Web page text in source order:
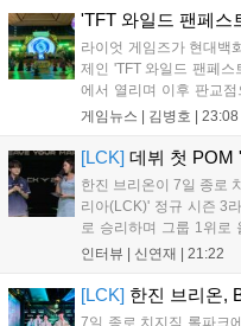
17일까지 이어지는 이번
거리를 제공하며, 이후
니다. 연말에는 라스베
'TFT 와일드 팬페스
라이엇 게임즈가 현대백
제인 'TFT 와일드 팬페
에서 열리며 이후 판교
존이 마련됐으며 8일 오
다. 사전 예약은 조기 마
게임뉴스 | 김병호 23:08
[LCK] 데뷔 첫 POM
한진 브리온이 7일 종로
리아(LCK)' 정규 시즌 3
로 승리하며 그룹 1위로
들어내면서 이어질 4라
인터뷰 | 신연재 21:22
[LCK] 한진 브리온,
7일 종로 치지직 롤파크